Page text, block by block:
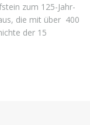
zum 125-Jahr-
die mit über 400
der 15